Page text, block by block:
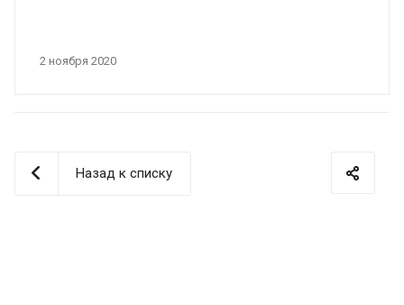
2 ноября 2020
Назад к списку